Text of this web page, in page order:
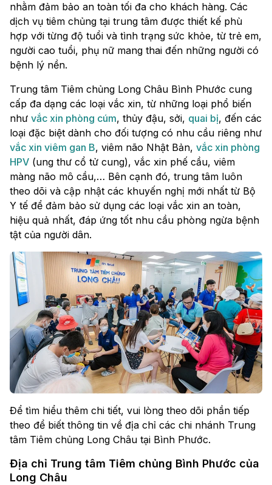
nhằm đảm bảo an toàn tối đa cho khách hàng. Các
dịch vụ tiêm chủng tại trung tâm được thiết kế phù
hợp với từng độ tuổi và tình trạng sức khỏe, từ trẻ em,
người cao tuổi, phụ nữ mang thai đến những người có
bệnh lý nền.
Trung tâm Tiêm chủng Long Châu Bình Phước cung
cấp đa dạng các loại vắc xin, từ những loại phổ biến
như vắc xin phòng cúm, thủy đậu, sởi, quai bị, đến các
loại đặc biệt dành cho đối tượng có nhu cầu riêng như
vắc xin viêm gan B, viêm não Nhật Bản, vắc xin phòng
HPV (ung thư cổ tử cung), vắc xin phế cầu, viêm
màng não mô cầu,… Bên cạnh đó, trung tâm luôn
theo dõi và cập nhật các khuyến nghị mới nhất từ Bộ
Y tế để đảm bảo sử dụng các loại vắc xin an toàn,
hiệu quả nhất, đáp ứng tốt nhu cầu phòng ngừa bệnh
tật của người dân.
Để tìm hiểu thêm chi tiết, vui lòng theo dõi phần tiếp
theo để biết thông tin về địa chỉ các chi nhánh Trung
tâm Tiêm chủng Long Châu tại Bình Phước.
Địa chỉ Trung tâm Tiêm chủng Bình Phước của
Long Châu